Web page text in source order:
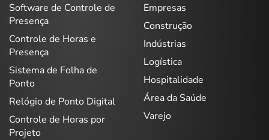
Software de Controle de
Presença
Controle de Horas e
Presença
Sistema de Folha de
Ponto
Relógio de Ponto Digital
Controle de Horas por
Projeto
Empresas
Construção
Indústrias
Logística
Hospitalidade
Área da Saúde
Varejo